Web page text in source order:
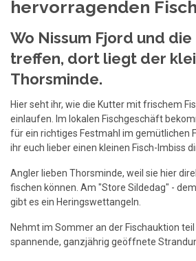
hervorragenden
Wo Nissum Fjord und
treffen, dort liegt der
Thorsminde.
Hier seht ihr, wie die Kutter mit frischem
einlaufen. Im lokalen Fischgeschäft
für ein richtiges Festmahl im gemütlichen
ihr euch lieber einen kleinen Fisch-Imbiss
Angler lieben Thorsminde, weil sie hier
fischen können. Am "Store Sildedag" -
gibt es ein Heringswettangeln.
Nehmt im Sommer an der Fischauktion
spannende, ganzjährig geöffnete